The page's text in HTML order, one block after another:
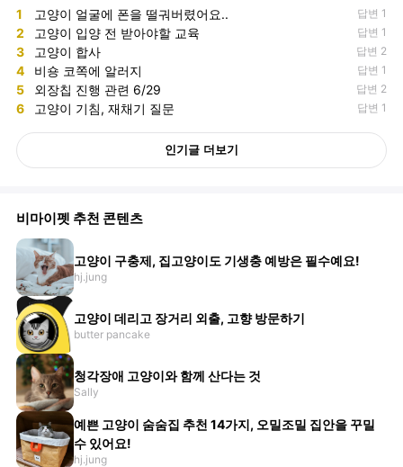
1 고양이 얼굴에 폰을 떨궈버렸어요.. 답변 1
2 고양이 입양 전 받아야할 교육 답변 1
3 고양이 합사 답변 2
4 비숑 코쪽에 알러지 답변 1
5 외장칩 진행 관련 6/29 답변 2
6 고양이 기침, 재채기 질문 답변 1
인기글 더보기
비마이펫 추천 콘텐츠
고양이 구충제, 집고양이도 기생충 예방은 필수예요!
hj.jung
고양이 데리고 장거리 외출, 고향 방문하기
butter pancake
청각장애 고양이와 함께 산다는 것
Sally
예쁜 고양이 숨숨집 추천 14가지, 오밀조밀 집안을 꾸밀
수 있어요!
hj.jung